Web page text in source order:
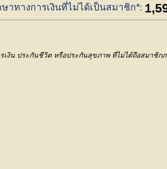
าทางการเงินที่ไม่ได้เป็นสมาชิก*:
เงิน ประกันชีวิต หรือประกันสุขภาพ ที่ไม่ได้ถือสมาชิกภ